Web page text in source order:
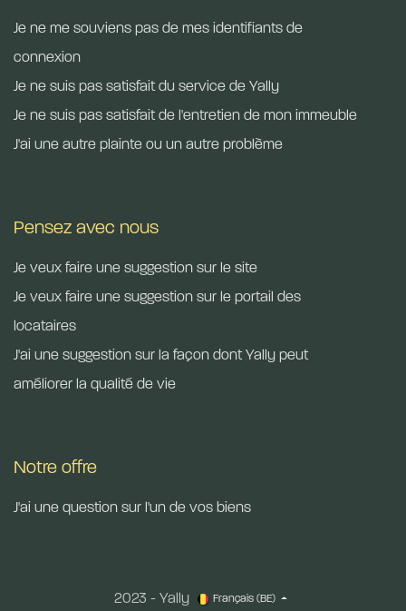
Je ne me souviens pas de mes identifiants de
connexion
Je ne suis pas satisfait du service de Yally
Je ne suis pas satisfait de l'entretien de mon immeuble
J'ai une autre plainte ou un autre problème
Pensez avec nous
Je veux faire une suggestion sur le site
Je veux faire une suggestion sur le portail des
locataires
J'ai une suggestion sur la façon dont Yally peut
améliorer la qualité de vie
Notre offre
J'ai une question sur l'un de vos biens
2023 - Yally Français (BE)